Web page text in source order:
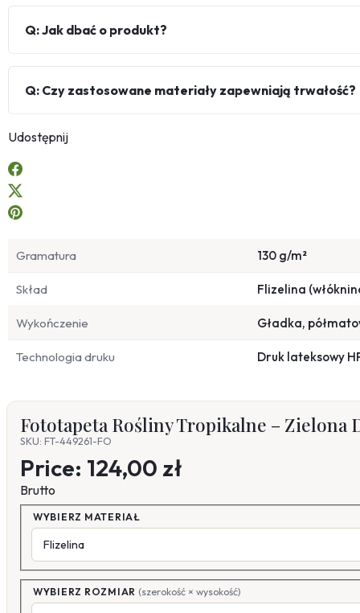
Q: Jak dbać o produkt?
Q: Czy zastosowane materiały zapewniają trwałość?
Udostępnij
Gramatura 130 g/m²
Skład Flizelina
Wykończenie Gładka,
Technologia druku Druk lateksowy
Fototapeta Rośliny Tropikalne – Zielona
SKU: FT-449261-FO
Price: 124,00 zł
Brutto
WYBIERZ MATERIAŁ
WYBIERZ ROZMIAR (szerokość × wysokość)